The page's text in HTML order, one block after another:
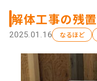
解体工事の残
2025.01.16 なるほど